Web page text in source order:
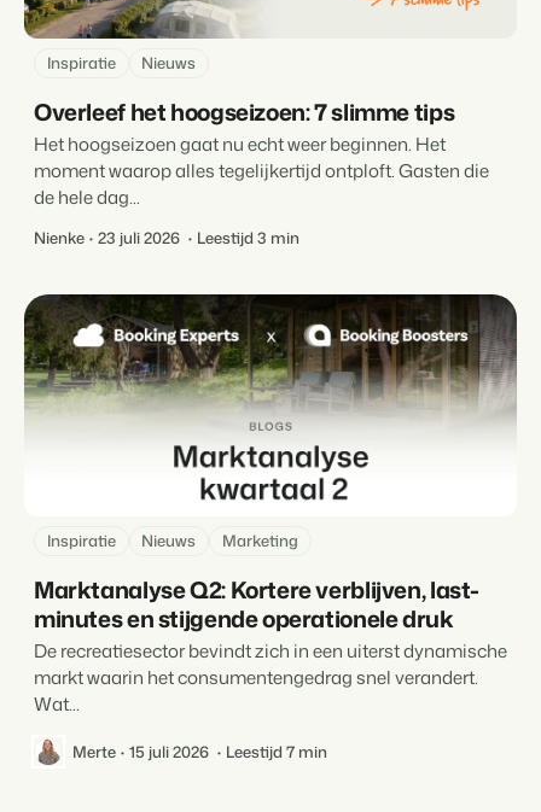
Inspiratie Nieuws
Overleef het hoogseizoen: 7 slimme tips
Het hoogseizoen gaat nu echt weer beginnen. Het
moment waarop alles tegelijkertijd ontploft. Gasten die
de hele dag...
Nienke 23 juli 2026 Leestijd 3 min
Inspiratie Nieuws Marketing
Marktanalyse Q2: Kortere verblijven, last-
minutes en stijgende operationele druk
De recreatiesector bevindt zich in een uiterst dynamische
markt waarin het consumentengedrag snel verandert.
Wat...
Merte 15 juli 2026 Leestijd 7 min